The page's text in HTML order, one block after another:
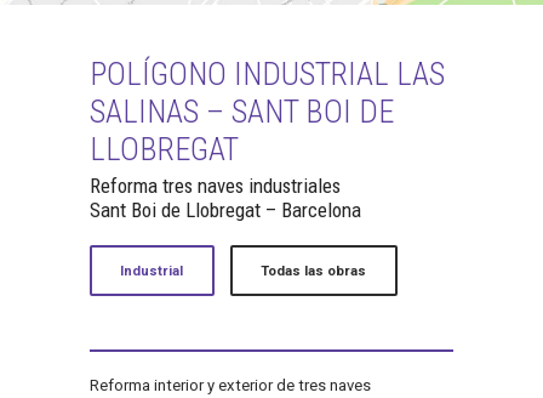
POLÍGONO INDUSTRIAL LAS
SALINAS – SANT BOI DE
LLOBREGAT
Reforma tres naves industriales
Sant Boi de Llobregat – Barcelona
Industrial Todas las obras
Reforma interior y exterior de tres naves